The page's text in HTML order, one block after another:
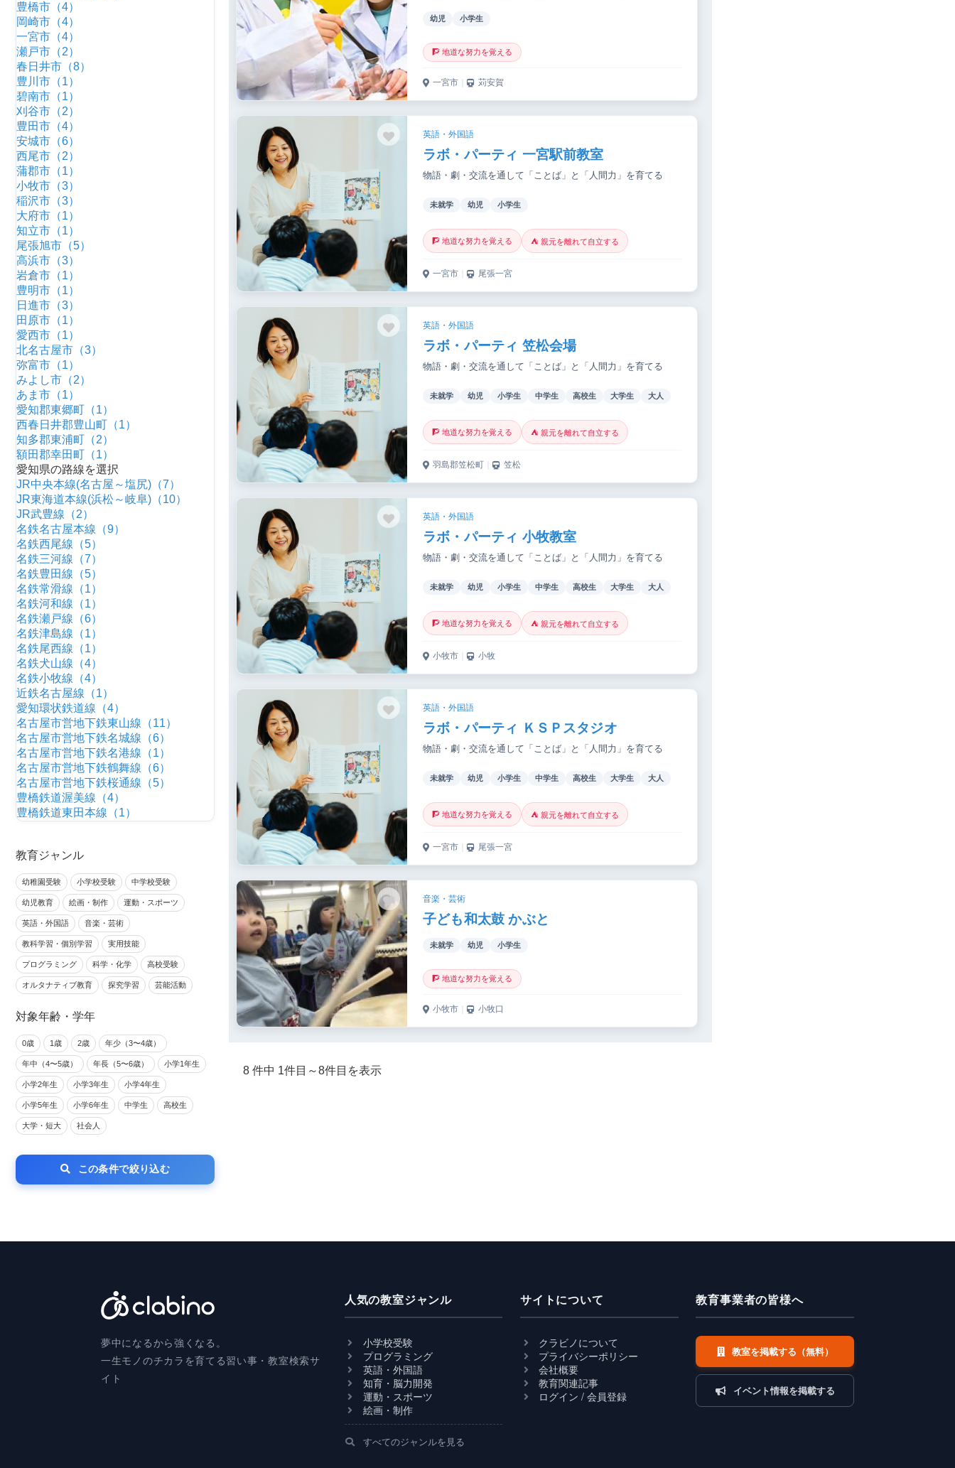
豊橋市（4）
岡崎市（4）
一宮市（4）
瀬戸市（2）
春日井市（8）
豊川市（1）
碧南市（1）
刈谷市（2）
豊田市（4）
安城市（6）
西尾市（2）
蒲郡市（1）
小牧市（3）
稲沢市（3）
大府市（1）
知立市（1）
尾張旭市（5）
高浜市（3）
岩倉市（1）
豊明市（1）
日進市（3）
田原市（1）
愛西市（1）
北名古屋市（3）
弥富市（1）
みよし市（2）
あま市（1）
愛知郡東郷町（1）
西春日井郡豊山町（1）
知多郡東浦町（2）
額田郡幸田町（1）
愛知県の路線を選択
JR中央本線(名古屋～塩尻)（7）
JR東海道本線(浜松～岐阜)（10）
JR武豊線（2）
名鉄名古屋本線（9）
名鉄西尾線（5）
名鉄三河線（7）
名鉄豊田線（5）
名鉄常滑線（1）
名鉄河和線（1）
名鉄瀬戸線（6）
名鉄津島線（1）
名鉄尾西線（1）
名鉄犬山線（4）
名鉄小牧線（4）
近鉄名古屋線（1）
愛知環状鉄道線（4）
名古屋市営地下鉄東山線（11）
名古屋市営地下鉄名城線（6）
名古屋市営地下鉄名港線（1）
名古屋市営地下鉄鶴舞線（6）
名古屋市営地下鉄桜通線（5）
豊橋鉄道渥美線（4）
豊橋鉄道東田本線（1）
教育ジャンル
幼稚園受験 小学校受験 中学校受験
幼児教育 絵画・制作 運動・スポーツ
英語・外国語 音楽・芸術
教科学習・個別学習 実用技能
プログラミング 科学・化学 高校受験
オルタナティブ教育 探究学習 芸能活動
対象年齢・学年
0歳 1歳 2歳 年少（3〜4歳）
年中（4〜5歳） 年長（5〜6歳） 小学1年生
小学2年生 小学3年生 小学4年生
小学5年生 小学6年生 中学生 高校生
大学・短大 社会人
この条件で絞り込む
幼児 小学生
🧗 地道な努力を覚える
一宮市 苅安賀
英語・外国語
ラボ・パーティ 一宮駅前教室
物語・劇・交流を通して「ことば」と「人間力」を育てる
未就学 幼児 小学生
🧗 地道な努力を覚える ⛺ 親元を離れて自立する
一宮市 尾張一宮
英語・外国語
ラボ・パーティ 笠松会場
物語・劇・交流を通して「ことば」と「人間力」を育てる
未就学 幼児 小学生 中学生 高校生 大学生 大人
🧗 地道な努力を覚える ⛺ 親元を離れて自立する
羽島郡笠松町 笠松
英語・外国語
ラボ・パーティ 小牧教室
物語・劇・交流を通して「ことば」と「人間力」を育てる
未就学 幼児 小学生 中学生 高校生 大学生 大人
🧗 地道な努力を覚える ⛺ 親元を離れて自立する
小牧市 小牧
英語・外国語
ラボ・パーティ ＫＳＰスタジオ
物語・劇・交流を通して「ことば」と「人間力」を育てる
未就学 幼児 小学生 中学生 高校生 大学生 大人
🧗 地道な努力を覚える ⛺ 親元を離れて自立する
一宮市 尾張一宮
音楽・芸術
子ども和太鼓 かぶと
未就学 幼児 小学生
🧗 地道な努力を覚える
小牧市 小牧口
8 件中 1件目～8件目を表示
夢中になるから強くなる。
一生モノのチカラを育てる習い事・教室検索サ
イト
人気の教室ジャンル
小学校受験
プログラミング
英語・外国語
知育・脳力開発
運動・スポーツ
絵画・制作
すべてのジャンルを見る
サイトについて
クラビノについて
プライバシーポリシー
会社概要
教育関連記事
ログイン / 会員登録
教育事業者の皆様へ
教室を掲載する（無料）
イベント情報を掲載する